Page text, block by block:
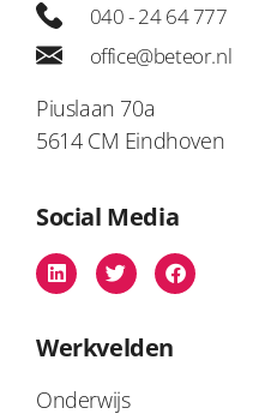
040 - 24 64 777
office@beteor.nl
Piuslaan 70a
5614 CM Eindhoven
Social Media
Werkvelden
Onderwijs